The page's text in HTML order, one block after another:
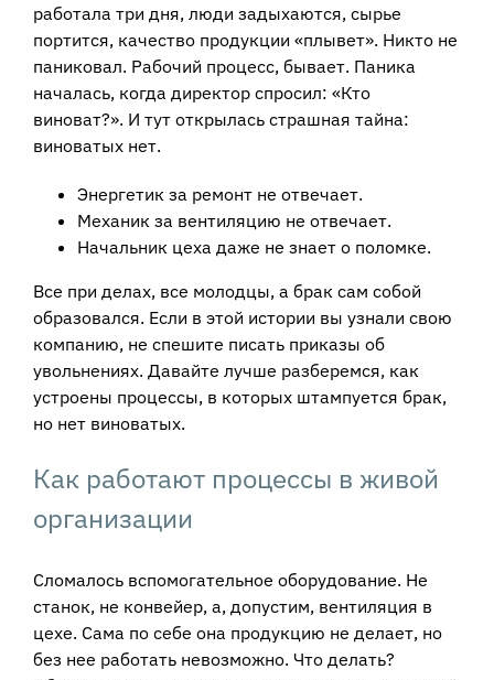
работала три дня, люди задыхаются, сырье
портится, качество продукции «плывет». Никто не
паниковал. Рабочий процесс, бывает. Паника
началась, когда директор спросил: «Кто
виноват?». И тут открылась страшная тайна:
виноватых нет.
Энергетик за ремонт не отвечает.
Механик за вентиляцию не отвечает.
Начальник цеха даже не знает о поломке.
Все при делах, все молодцы, а брак сам собой
образовался. Если в этой истории вы узнали свою
компанию, не спешите писать приказы об
увольнениях. Давайте лучше разберемся, как
устроены процессы, в которых штампуется брак,
но нет виноватых.
Как работают процессы в живой
организации
Сломалось вспомогательное оборудование. Не
станок, не конвейер, а, допустим, вентиляция в
цехе. Сама по себе она продукцию не делает, но
без нее работать невозможно. Что делать?